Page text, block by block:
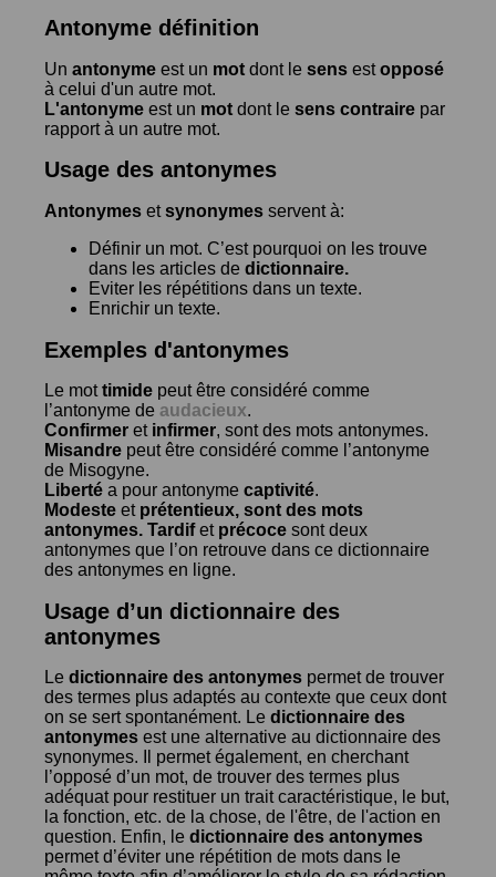
Antonyme définition
Un antonyme est un mot dont le sens estopposé
à celui d'un autre mot.
L'antonyme est un mot dont le sens contraire par
rapport à un autre mot.
Usage des antonymes
Antonymes etsynonymes servent à:
Définir un mot. C’est pourquoi on les trouve
dans les articles de dictionnaire.
Eviter les répétitions dans un texte.
Enrichir un texte.
Exemples d'antonymes
Le mottimide peut être considéré comme
l’antonyme de audacieux.
Confirmer et infirmer, sont des mots antonymes.
Misandre peut être considéré comme l’antonyme
de Misogyne.
Liberté a pour antonyme captivité.
Modeste et prétentieux, sont des mots
antonymes. Tardifet précoce sont deux
antonymes que l’on retrouve dans ce dictionnaire
des antonymes en ligne.
Usage d’un dictionnaire des
antonymes
Le dictionnaire des antonymes permet de trouver
des termes plus adaptés au contexte que ceux dont
on se sert spontanément. Le dictionnaire des
antonymes est une alternative au dictionnaire des
synonymes. Il permet également, en cherchant
l’opposé d’un mot, de trouver des termes plus
adéquat pour restituer un trait caractéristique, le but,
la fonction, etc. de la chose, de l'être, de l'action en
question. Enfin, le dictionnaire des antonymes
permet d’éviter une répétition de mots dans le